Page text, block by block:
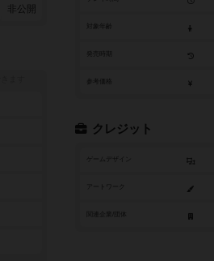
参考価格
クレジット
ゲームデザイン
アートワーク
非公開